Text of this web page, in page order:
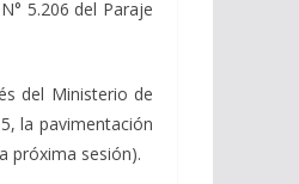
5.206 del Paraje
del Ministerio de
la pavimentación
próxima sesión).